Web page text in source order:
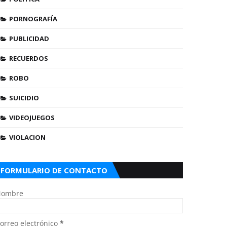
PORNOGRAFÍA
PUBLICIDAD
RECUERDOS
ROBO
SUICIDIO
VIDEOJUEGOS
VIOLACION
FORMULARIO DE CONTACTO
electrónico *